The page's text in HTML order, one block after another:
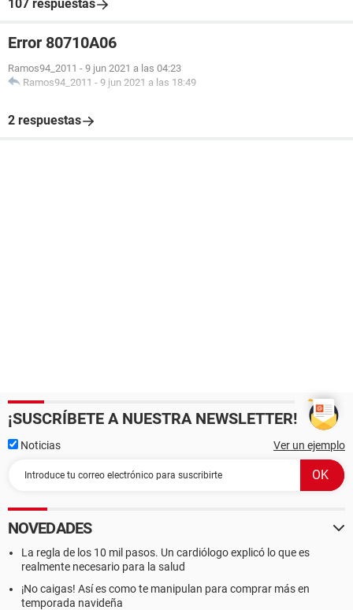
107 respuestas
Error 80710A06
Ramos94_2011 - 9 jun 2021 a las 04:23
Ramos94_2011 - 9 jun 2021 a las 18:49
2 respuestas
¡SUSCRÍBETE A NUESTRA NEWSLETTER!
Noticias Ver un ejemplo
NOVEDADES
La regla de los 10 mil pasos. Un cardiólogo explicó lo que es
realmente necesario para la salud
¡No caigas! Así es como te manipulan para comprar más en
temporada navideña